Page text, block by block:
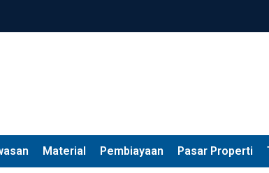
Material Pembiayaan Pasar Properti